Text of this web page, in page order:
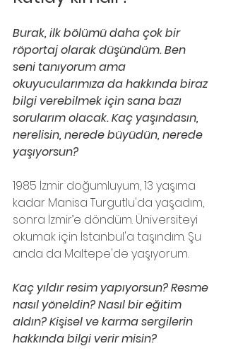
Burak, ilk bölümü daha çok bir
röportaj olarak düşündüm. Ben
seni tanıyorum ama
okuyucularımıza da hakkında biraz
bilgi verebilmek için sana bazı
sorularım olacak. Kaç yaşındasın,
nerelisin, nerede büyüdün, nerede
yaşıyorsun?
1985 İzmir doğumluyum, 13 yaşıma
kadar Manisa Turgutlu'da yaşadım,
sonra İzmir’e döndüm. Üniversiteyi
okumak için İstanbul'a taşındım. Şu
anda da Maltepe'de yaşıyorum.
Kaç yıldır resim yapıyorsun? Resme
nasıl yöneldin? Nasıl bir eğitim
aldın? Kişisel ve karma sergilerin
hakkında bilgi verir misin?